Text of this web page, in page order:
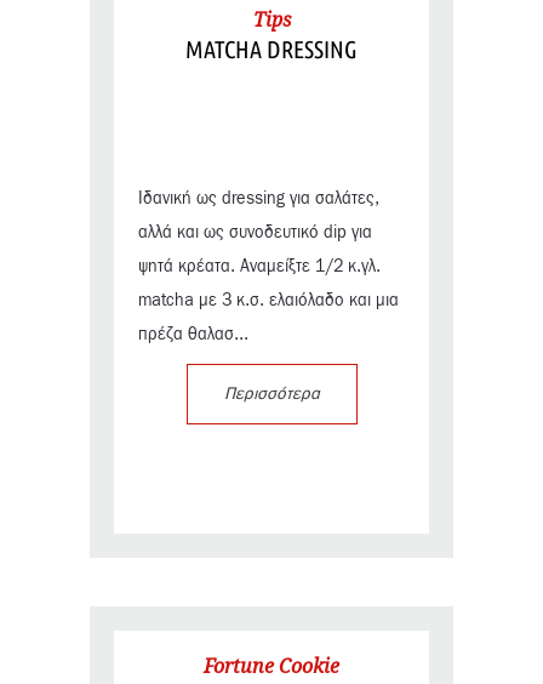
Tips
MATCHA DRESSING
Ιδανική ως dressing για σαλάτες,
αλλά και ως συνοδευτικό dip για
ψητά κρέατα. Αναμείξτε 1/2 κ.γλ.
matcha με 3 κ.σ. ελαιόλαδο και μια
πρέζα θαλασ...
Περισσότερα
Fortune Cookie